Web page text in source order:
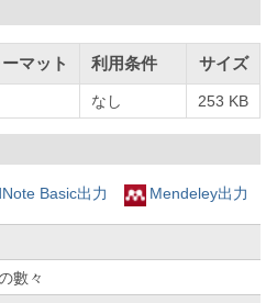
マット 利用条件 サイズ
なし 253 KB
Basic出力 Mendeley出力
數々